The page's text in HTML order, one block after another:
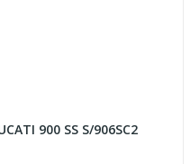
900 SS S/906SC2